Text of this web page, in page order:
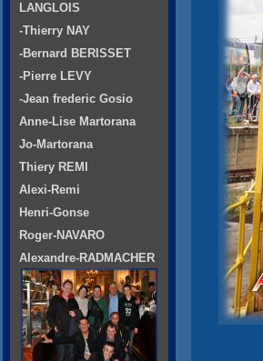
LANGLOIS
-Thierry NAY
-Bernard BERISSET
-Pierre LEVY
-Jean frederic Gosio
Anne-Lise Martorana
Jo-Martorana
Thiery REMI
Alexi-Remi
Henri-Gonse
Roger-NAVARO
Alexandre-RADMACHER